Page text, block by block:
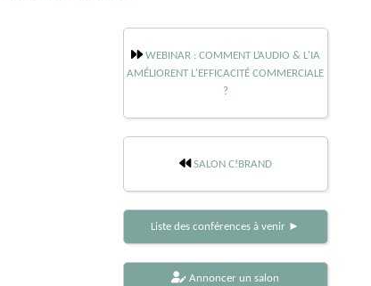
WEBINAR : COMMENT L’AUDIO & L'IA
AMÉLIORENT L'EFFICACITÉ COMMERCIALE
?
SALON C!BRAND
Liste des conférences à venir ►
Annoncer un salon